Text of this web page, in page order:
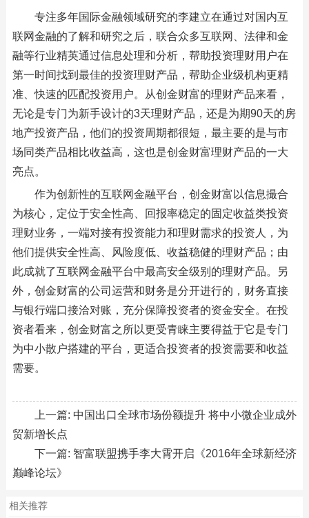
专注多年国际金融领域研究的李建立在通过对国内互
联网金融的了解和研究之后，联合众多互联网、法律和金
融等行业精英通过信息处理和分析，帮助投资理财用户在
第一时间找到最佳的投资理财产品，帮助企业级机构更精
准、快速的匹配投资用户。从创金财富的理财产品来看，
无论是专门为新手设计的3天理财产品，还是为期90天的房
地产投资产品，他们的投资周期都很短，最主要的是与市
场同类产品相比收益高，这也是创金财富理财产品的一大
亮点。
作为创新性的互联网金融平台，创金财富以信息撮合
为核心，定位于安全性高、回报率稳定的固定收益类投资
理财业务，一端对接有投资能力和理财需求的投资人，为
他们提供安全性高、风险度低、收益稳健的理财产品；由
此成就了互联网金融平台中最高安全级别的理财产品。另
外，创金财富的公司运营和财务是分开进行的，财务直接
与银行端口接洽对账，充分保障投资者的资金安全。在投
资者看来，创金财富之所以更受青睐主要得益于它是专门
为中小散户搭建的平台，更适合投资者的投资需要和收益
需要。
上一篇: 中国出口全球市场份额提升 将中小微企业成外
贸新增长点
下一篇: 智富联盟携手李大霄开启《2016年全球新经济
巅峰论坛》
相关推荐